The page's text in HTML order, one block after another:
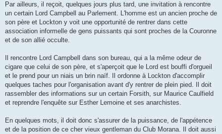
Par ailleurs, il reçoit, quelques jours plus tard, une invitation à rencontre
un certain Lord Campbell au Parlement. L'homme est un ancien proche de
son père et Lockton y voit une opportunité de rentrer dans cette
association informelle de gens puissants qui sont proches de la Couronne
et de son allié occulte.
Il rencontre Lord Campbell dans son bureau, qui a la même odeur de
cigare que celui de son père, et s'aperçoit que le Lord est bouffi d'orgueil
et le prend pour un niais un brin naïf. Il ordonne à Lockton d'accomplir
quelques taches pour l'organisation avant d'y rentrer de plein pied. Il doit
rassembler des informations sur un certain Forsith, sur Maurice Caulfield
et reprendre l'enquête sur Esther Lemoine et ses anarchistes.
En quelques mots, il doit donc s'assurer de la puissance, de l'appétence
et de la position de ce cher vieux gentleman du Club Morana. Il doit aussi